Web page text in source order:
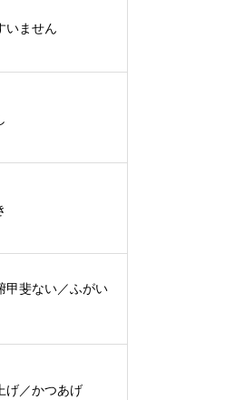
ません
甲斐ない／ふがい
げ／かつあげ